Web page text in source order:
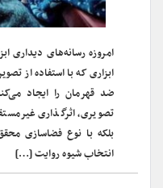
امروزه رسانه‌های دیداری
ابزاری که با استفاده از
ضد قهرمان را ایجاد
تصویری، اثرگذاری
بلکه با نوع فضاسازی
انتخاب شیوه روایت […]